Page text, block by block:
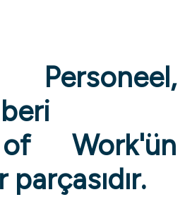
Work'ün